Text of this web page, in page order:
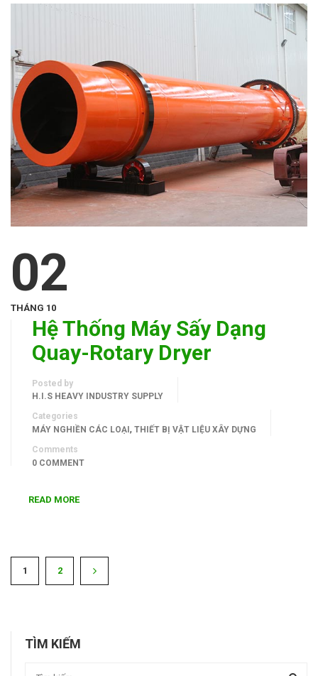
02
THÁNG 10
Hệ Thống Máy Sấy Dạng
Quay-Rotary Dryer
Posted by
H.I.S HEAVY INDUSTRY SUPPLY
Categories
MÁY NGHIỀN CÁC LOẠI, THIẾT BỊ VẬT LIỆU XÂY DỰNG
Comments
0 COMMENT
READ MORE
1 2
TÌM KIẾM